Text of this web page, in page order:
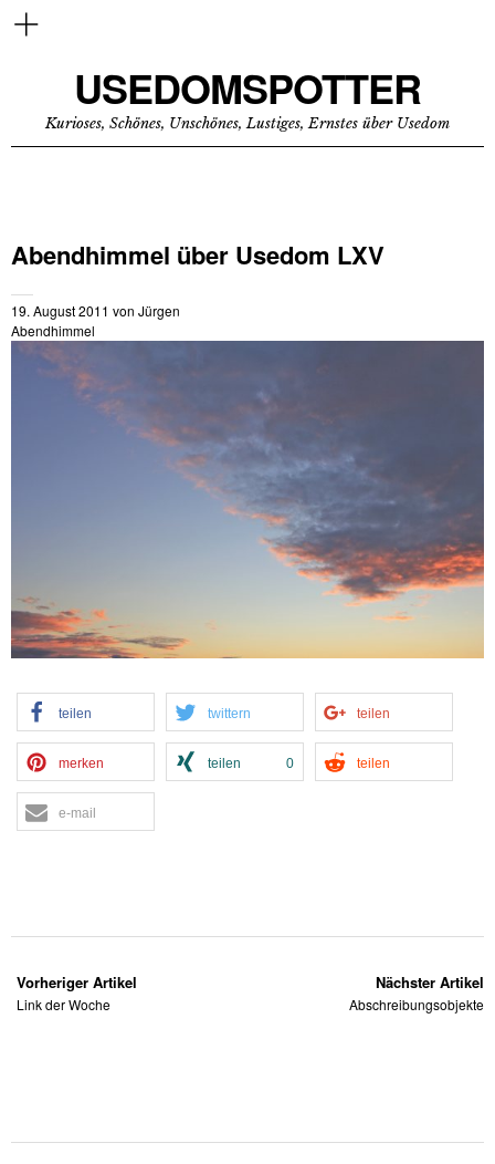
USEDOMSPOTTER
Kurioses, Schönes, Unschönes, Lustiges, Ernstes über Usedom
Abendhimmel über Usedom LXV
19. August 2011 von Jürgen
Abendhimmel
teilen twittern teilen
merken teilen 0 teilen
e-mail
Vorheriger Artikel
Link der Woche
Nächster Artikel
Abschreibungsobjekte